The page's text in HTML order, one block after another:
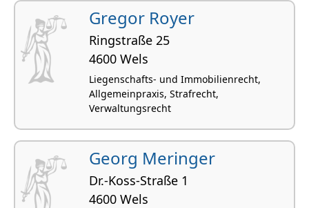
Gregor Royer
Ringstraße 25
4600 Wels
Liegenschafts- und Immobilienrecht,
Allgemeinpraxis, Strafrecht,
Verwaltungsrecht
Georg Meringer
Dr.-Koss-Straße 1
4600 Wels